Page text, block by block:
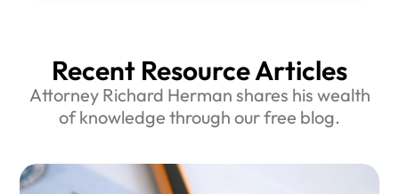
Recent Resource Articles
Attorney Richard Herman shares his wealth
of knowledge through our free blog.